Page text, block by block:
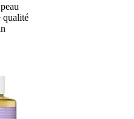
qualité